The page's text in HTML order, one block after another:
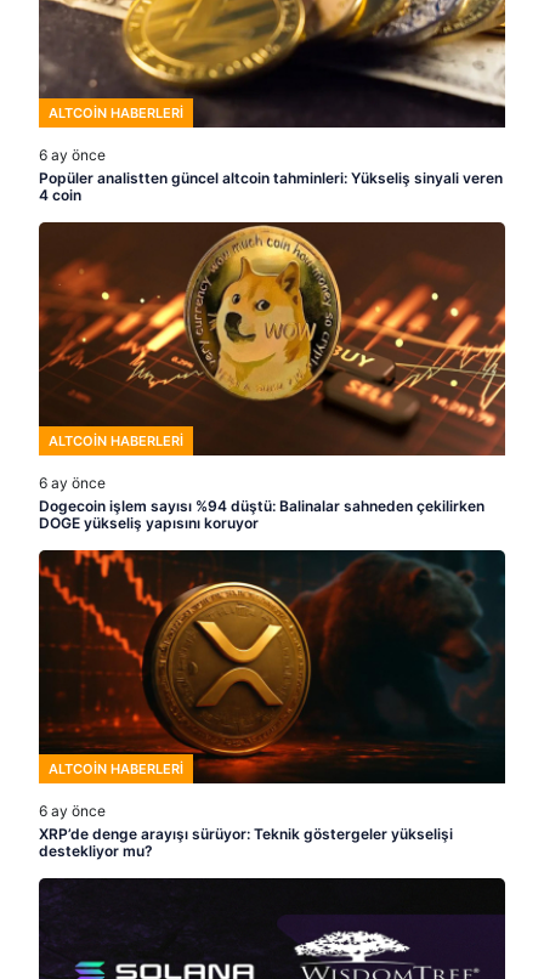
ALTCOIN HABERLERI
6 ay önce
Popüler analistten güncel altcoin tahminleri: Yükseliş sinyali veren
4 coin
ALTCOIN HABERLERI
6 ay önce
Dogecoin işlem sayısı %94 düştü: Balinalar sahneden çekilirken
DOGE yükseliş yapısını koruyor
ALTCOIN HABERLERI
6 ay önce
XRP’de denge arayışı sürüyor: Teknik göstergeler yükselişi
destekliyor mu?